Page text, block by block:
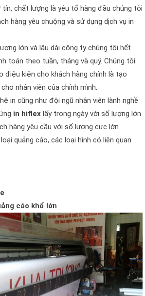
chất lượng là yêu tố hàng đầu chúng tôi
hàng yêu chuộng và sử dụng dịch vụ in
lớn và lâu dài công ty chúng tôi hết
toán theo tuần, tháng và quý. Chúng tôi
điệu kiện cho khách hàng chính là tạo
nhân viên của chính mình.
in cũng như đội ngũ nhân viên lành nghề
in hiflex lấy trong ngày với số lượng lớn
hàng yêu cầu với số lượng cực lớn.
quảng cáo, các loại hình có liên quan
cáo khổ lớn